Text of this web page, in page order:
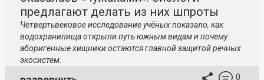
предлагают делать из них шпроты
Четвертьвековое исследование учёных показало, как
водохранилища открыли путь южным видам и почему
аборигенные хищники остаются главной защитой речных
экосистем.
0